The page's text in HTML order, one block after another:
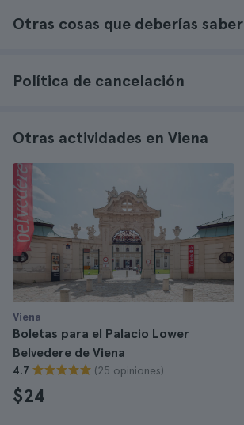
Otras cosas que deberías saber
Política de cancelación
Otras actividades en Viena
Viena
Boletas para el Palacio Lower
Belvedere de Viena
4.7 (25 opiniones)
$24